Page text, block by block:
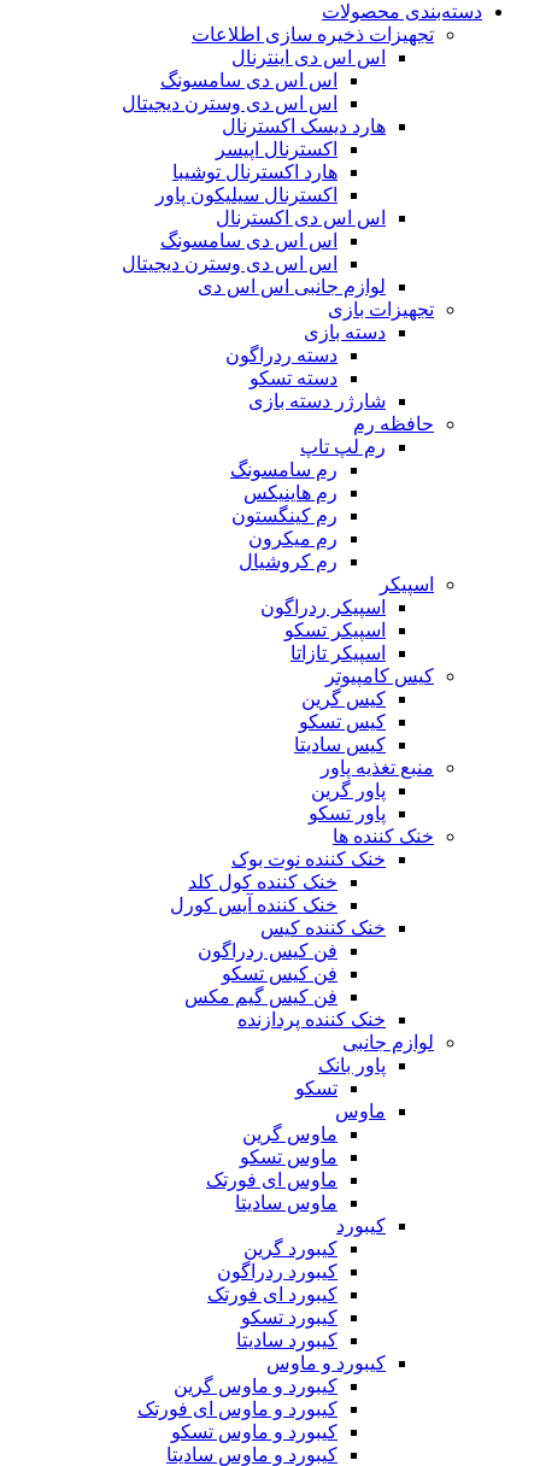
دسته‌بندی محصولات
تجهیزات ذخیره سازی اطلاعات
اس اس دی اینترنال
اس اس دی سامسونگ
اس اس دی وسترن دیجیتال
هارد دیسک اکسترنال
اکسترنال اپیسر
هارد اکسترنال توشیبا
اکسترنال سیلیکون پاور
اس اس دی اکسترنال
اس اس دی سامسونگ
اس اس دی وسترن دیجیتال
لوازم جانبی اس اس دی
تجهیزات بازی
دسته بازی
دسته ردراگون
دسته تسکو
شارژر دسته بازی
حافظه رم
رم لپ تاپ
رم سامسونگ
رم هاینیکس
رم کینگستون
رم میکرون
رم کروشیال
اسپیکر
اسپیکر ردراگون
اسپیکر تسکو
اسپیکر تازاتا
کیس کامپیوتر
کیس گرین
کیس تسکو
کیس سادیتا
منبع تغذیه‌ پاور
پاور گرین
پاور تسکو
خنک کننده ها
خنک کننده نوت بوک
خنک کننده کول کلد
خنک کننده آیس کورل
خنک کننده کیس
فن کیس ردراگون
فن کیس تسکو
فن کیس گیم مکس
خنک کننده پردازنده
لوازم جانبی
پاور بانک
تسکو
ماوس
ماوس گرین
ماوس تسکو
ماوس ای فورتک
ماوس سادیتا
کیبورد
کیبورد گرین
کیبورد ردراگون
کیبورد ای فورتک
کیبورد تسکو
کیبورد سادیتا
کیبورد و ماوس
کیبورد و ماوس گرین
کیبورد و ماوس ای فورتک
کیبورد و ماوس تسکو
کیبورد و ماوس سادیتا